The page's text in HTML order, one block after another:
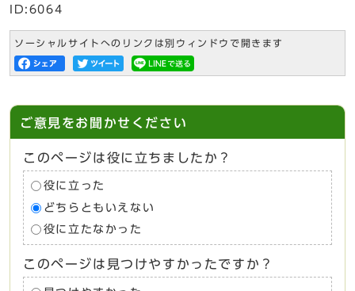
ID:6064
ソーシャルサイトへのリンクは別ウィンドウで開きます
ご意見をお聞かせください
このページは役に立ちましたか？
役に立った
どちらともいえない
役に立たなかった
このページは見つけやすかったですか？